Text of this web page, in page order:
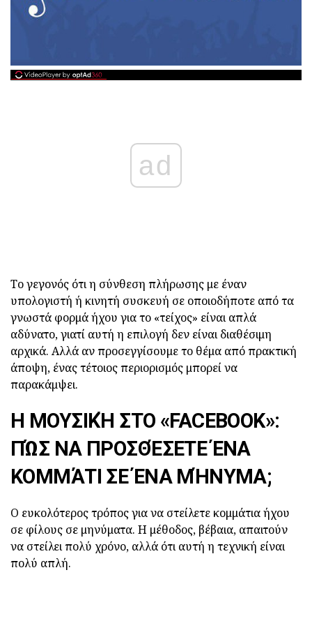
ad
Το γεγονός ότι η σύνθεση πλήρωσης με έναν
υπολογιστή ή κινητή συσκευή σε οποιοδήποτε από τα
γνωστά φορμά ήχου για το «τείχος» είναι απλά
αδύνατο, γιατί αυτή η επιλογή δεν είναι διαθέσιμη
αρχικά. Αλλά αν προσεγγίσουμε το θέμα από πρακτική
άποψη, ένας τέτοιος περιορισμός μπορεί να
παρακάμψει.
Η ΜΟΥΣΙΚΉ ΣΤΟ «FACEBOOK»:
ΠΏΣ ΝΑ ΠΡΟΣΘΈΣΕΤΕ ΈΝΑ
ΚΟΜΜΆΤΙ ΣΕ ΈΝΑ ΜΉΝΥΜΑ;
Ο ευκολότερος τρόπος για να στείλετε κομμάτια ήχου
σε φίλους σε μηνύματα. Η μέθοδος, βέβαια, απαιτούν
να στείλει πολύ χρόνο, αλλά ότι αυτή η τεχνική είναι
πολύ απλή.